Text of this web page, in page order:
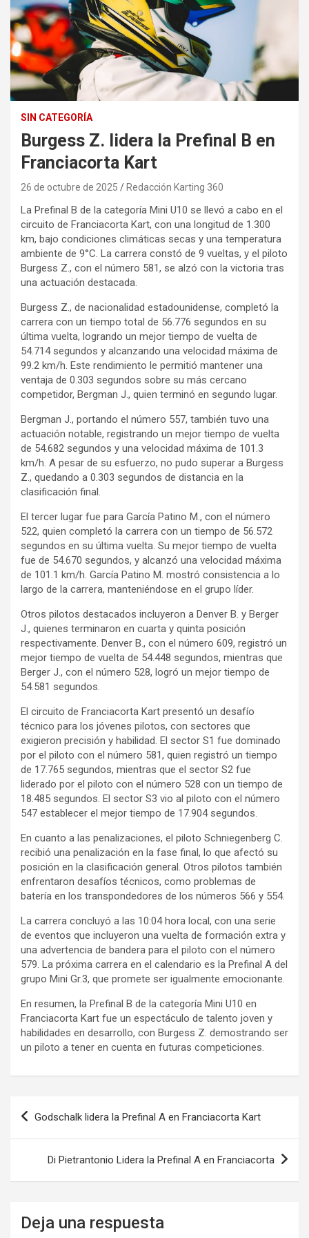
SIN CATEGORÍA
Burgess Z. lidera la Prefinal B en
Franciacorta Kart
26 de octubre de 2025 Redacción Karting 360
La Prefinal B de la categoría Mini U10 se llevó a cabo en el
circuito de Franciacorta Kart, con una longitud de 1.300
km, bajo condiciones climáticas secas y una temperatura
ambiente de 9°C. La carrera constó de 9 vueltas, y el piloto
Burgess Z., con el número 581, se alzó con la victoria tras
una actuación destacada.
Burgess Z., de nacionalidad estadounidense, completó la
carrera con un tiempo total de 56.776 segundos en su
última vuelta, logrando un mejor tiempo de vuelta de
54.714 segundos y alcanzando una velocidad máxima de
99.2 km/h. Este rendimiento le permitió mantener una
ventaja de 0.303 segundos sobre su más cercano
competidor, Bergman J., quien terminó en segundo lugar.
Bergman J., portando el número 557, también tuvo una
actuación notable, registrando un mejor tiempo de vuelta
de 54.682 segundos y una velocidad máxima de 101.3
km/h. A pesar de su esfuerzo, no pudo superar a Burgess
Z., quedando a 0.303 segundos de distancia en la
clasificación final.
El tercer lugar fue para García Patino M., con el número
522, quien completó la carrera con un tiempo de 56.572
segundos en su última vuelta. Su mejor tiempo de vuelta
fue de 54.670 segundos, y alcanzó una velocidad máxima
de 101.1 km/h. García Patino M. mostró consistencia a lo
largo de la carrera, manteniéndose en el grupo líder.
Otros pilotos destacados incluyeron a Denver B. y Berger
J., quienes terminaron en cuarta y quinta posición
respectivamente. Denver B., con el número 609, registró un
mejor tiempo de vuelta de 54.448 segundos, mientras que
Berger J., con el número 528, logró un mejor tiempo de
54.581 segundos.
El circuito de Franciacorta Kart presentó un desafío
técnico para los jóvenes pilotos, con sectores que
exigieron precisión y habilidad. El sector S1 fue dominado
por el piloto con el número 581, quien registró un tiempo
de 17.765 segundos, mientras que el sector S2 fue
liderado por el piloto con el número 528 con un tiempo de
18.485 segundos. El sector S3 vio al piloto con el número
547 establecer el mejor tiempo de 17.904 segundos.
En cuanto a las penalizaciones, el piloto Schniegenberg C.
recibió una penalización en la fase final, lo que afectó su
posición en la clasificación general. Otros pilotos también
enfrentaron desafíos técnicos, como problemas de
batería en los transpondedores de los números 566 y 554.
La carrera concluyó a las 10:04 hora local, con una serie
de eventos que incluyeron una vuelta de formación extra y
una advertencia de bandera para el piloto con el número
579. La próxima carrera en el calendario es la Prefinal A del
grupo Mini Gr.3, que promete ser igualmente emocionante.
En resumen, la Prefinal B de la categoría Mini U10 en
Franciacorta Kart fue un espectáculo de talento joven y
habilidades en desarrollo, con Burgess Z. demostrando ser
un piloto a tener en cuenta en futuras competiciones.
Navegación
entradas
Godschalk lidera la Prefinal A en Franciacorta Kart
Di Pietrantonio Lidera la Prefinal A en Franciacorta
Deja una respuesta